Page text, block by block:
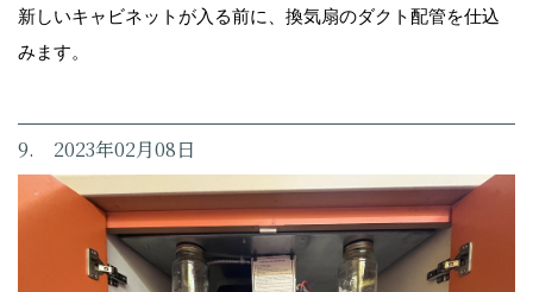
新しいキャビネットが入る前に、換気扇のダクト配管を仕込
みます。
9. 2023年02月08日